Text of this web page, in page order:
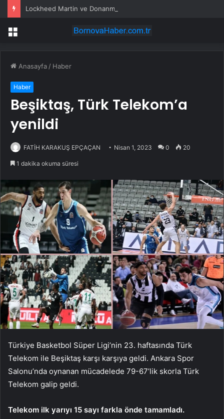
Menü
Anasayfa / Haber
Haber
Beşiktaş, Türk Telekom’a
yenildi
FATİH KARAKUŞ EPÇAÇAN Nisan 1, 2023 0 20
1 dakika okuma süresi
Türkiye Basketbol Süper Ligi’nin 23. haftasında Türk
Telekom ile Beşiktaş karşı karşıya geldi. Ankara Spor
Salonu’nda oynanan mücadelede 79-67’lik skorla Türk
Telekom galip geldi.
Telekom ilk yarıyı 15 sayı farkla önde tamamladı.